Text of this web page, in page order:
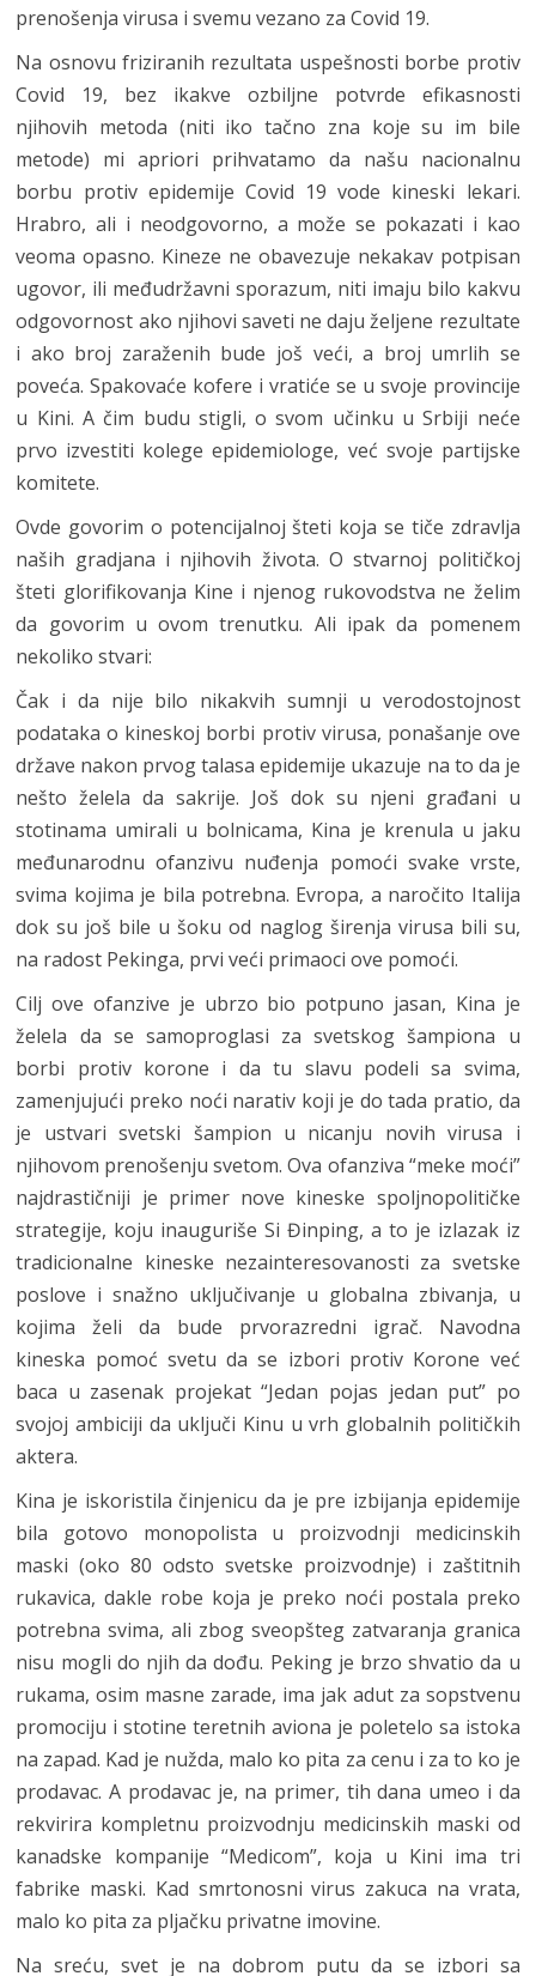
prenošenja virusa i svemu vezano za Covid 19.
Na osnovu friziranih rezultata uspešnosti borbe protiv
Covid 19, bez ikakve ozbiljne potvrde efikasnosti
njihovih metoda (niti iko tačno zna koje su im bile
metode) mi apriori prihvatamo da našu nacionalnu
borbu protiv epidemije Covid 19 vode kineski lekari.
Hrabro, ali i neodgovorno, a može se pokazati i kao
veoma opasno. Kineze ne obavezuje nekakav potpisan
ugovor, ili međudržavni sporazum, niti imaju bilo kakvu
odgovornost ako njihovi saveti ne daju željene rezultate
i ako broj zaraženih bude još veći, a broj umrlih se
poveća. Spakovaće kofere i vratiće se u svoje provincije
u Kini. A čim budu stigli, o svom učinku u Srbiji neće
prvo izvestiti kolege epidemiologe, već svoje partijske
komitete.
Ovde govorim o potencijalnoj šteti koja se tiče zdravlja
naših gradjana i njihovih života. O stvarnoj političkoj
šteti glorifikovanja Kine i njenog rukovodstva ne želim
da govorim u ovom trenutku. Ali ipak da pomenem
nekoliko stvari:
Čak i da nije bilo nikakvih sumnji u verodostojnost
podataka o kineskoj borbi protiv virusa, ponašanje ove
države nakon prvog talasa epidemije ukazuje na to da je
nešto želela da sakrije. Još dok su njeni građani u
stotinama umirali u bolnicama, Kina je krenula u jaku
međunarodnu ofanzivu nuđenja pomoći svake vrste,
svima kojima je bila potrebna. Evropa, a naročito Italija
dok su još bile u šoku od naglog širenja virusa bili su,
na radost Pekinga, prvi veći primaoci ove pomoći.
Cilj ove ofanzive je ubrzo bio potpuno jasan, Kina je
želela da se samoproglasi za svetskog šampiona u
borbi protiv korone i da tu slavu podeli sa svima,
zamenjujući preko noći narativ koji je do tada pratio, da
je ustvari svetski šampion u nicanju novih virusa i
njihovom prenošenju svetom. Ova ofanziva “meke moći”
najdrastičniji je primer nove kineske spoljnopolitičke
strategije, koju inauguriše Si Đinping, a to je izlazak iz
tradicionalne kineske nezainteresovanosti za svetske
poslove i snažno uključivanje u globalna zbivanja, u
kojima želi da bude prvorazredni igrač. Navodna
kineska pomoć svetu da se izbori protiv Korone već
baca u zasenak projekat “Jedan pojas jedan put” po
svojoj ambiciji da uključi Kinu u vrh globalnih političkih
aktera.
Kina je iskoristila činjenicu da je pre izbijanja epidemije
bila gotovo monopolista u proizvodnji medicinskih
maski (oko 80 odsto svetske proizvodnje) i zaštitnih
rukavica, dakle robe koja je preko noći postala preko
potrebna svima, ali zbog sveopšteg zatvaranja granica
nisu mogli do njih da dođu. Peking je brzo shvatio da u
rukama, osim masne zarade, ima jak adut za sopstvenu
promociju i stotine teretnih aviona je poletelo sa istoka
na zapad. Kad je nužda, malo ko pita za cenu i za to ko je
prodavac. A prodavac je, na primer, tih dana umeo i da
rekvirira kompletnu proizvodnju medicinskih maski od
kanadske kompanije “Medicom”, koja u Kini ima tri
fabrike maski. Kad smrtonosni virus zakuca na vrata,
malo ko pita za pljačku privatne imovine.
Na sreću, svet je na dobrom putu da se izbori sa